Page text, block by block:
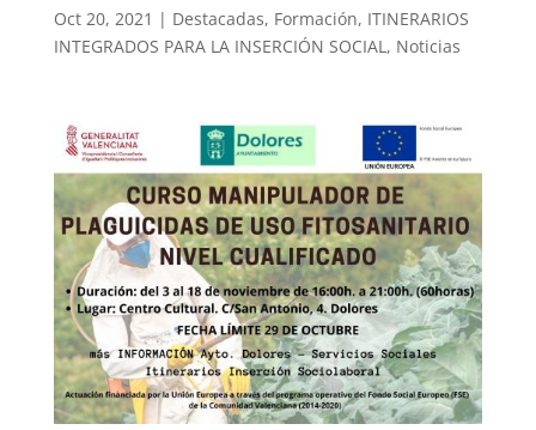
Oct 20, 2021 | Destacadas, Formación, ITINERARIOS
INTEGRADOS PARA LA INSERCIÓN SOCIAL, Noticias